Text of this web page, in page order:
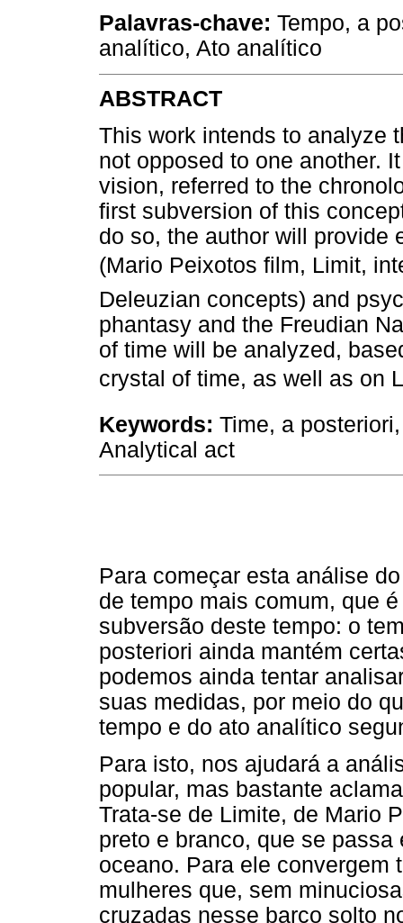
Palavras-chave: Tempo, a
analítico, Ato analítico
ABSTRACT
This work intends to analyze
not opposed to one another.
vision, referred to the
first subversion of this
do so, the author will provide
(Mario Peixotos film, Limit,
Deleuzian concepts) and
phantasy and the Freudian
of time will be analyzed,
crystal of time, as well as on
Keywords: Time, a
Analytical act
Para começar esta análise
de tempo mais comum, que
subversão deste tempo: o
posteriori ainda mantém
podemos ainda tentar
suas medidas, por meio do
tempo e do ato analítico
Para isto, nos ajudará a
popular, mas bastante
Trata-se de Limite, de Mario
preto e branco, que se
oceano. Para ele convergem
mulheres que, sem
cruzadas nesse barco solto